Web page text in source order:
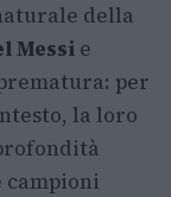
della
Messi e
per
la loro
campioni